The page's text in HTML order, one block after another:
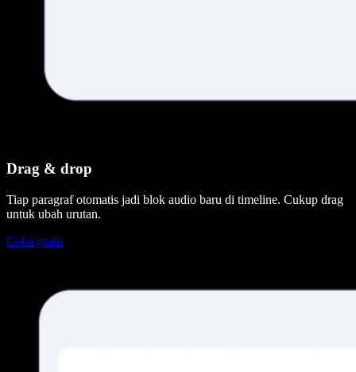
Drag & drop
Tiap paragraf otomatis jadi blok audio baru di timeline. Cukup drag
untuk ubah urutan.
Coba gratis